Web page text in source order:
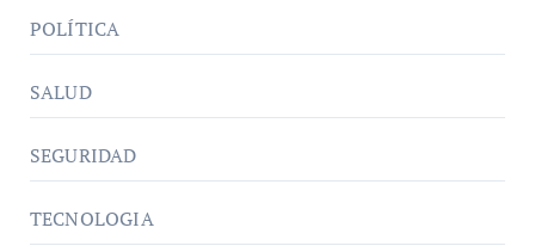
POLÍTICA
SALUD
SEGURIDAD
TECNOLOGIA